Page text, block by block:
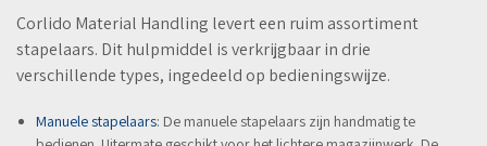
Corlido Material Handling levert een ruim assortiment
stapelaars. Dit hulpmiddel is verkrijgbaar in drie
verschillende types, ingedeeld op bedieningswijze.
Manuele stapelaars: De manuele stapelaars zijn handmatig te